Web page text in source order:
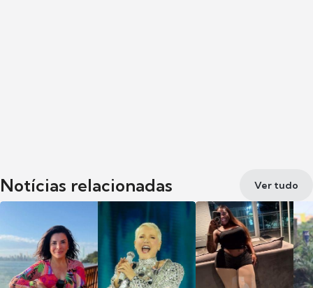
Notícias relacionadas Ver tudo